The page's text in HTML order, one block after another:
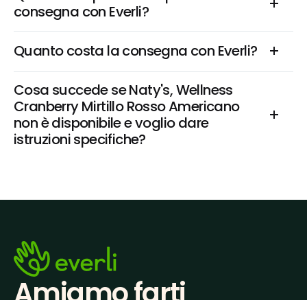
consegna con Everli?
Quanto costa la consegna con Everli?
Cosa succede se Naty's, Wellness
Cranberry Mirtillo Rosso Americano
non è disponibile e voglio dare
istruzioni specifiche?